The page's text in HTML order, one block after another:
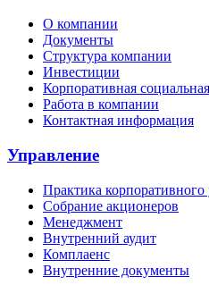
О компании
Документы
Структура компании
Инвестиции
Корпоративная
Работа в компании
Контактная информация
Управление
Практика корпоративного
Собрание акционеров
Менеджмент
Внутренний аудит
Комплаенс
Внутренние документы